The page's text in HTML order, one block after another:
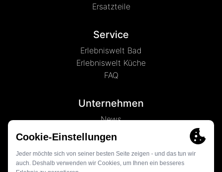
Ersatzteile
Service
Erlebniswelt Bad
Erlebniswelt Küche
FAQ
Unternehmen
News
Kontakt